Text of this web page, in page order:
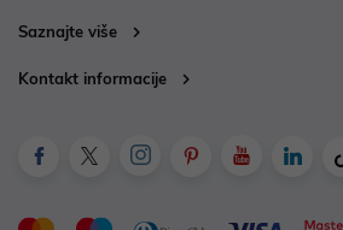
Saznajte više
Kontakt informacije